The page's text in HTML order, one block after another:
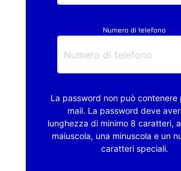
Numero di telefono
La password non può
mail. La password deve
lunghezza di minimo 8 caratteri,
maiuscola, una minuscola e un
caratteri speciali.